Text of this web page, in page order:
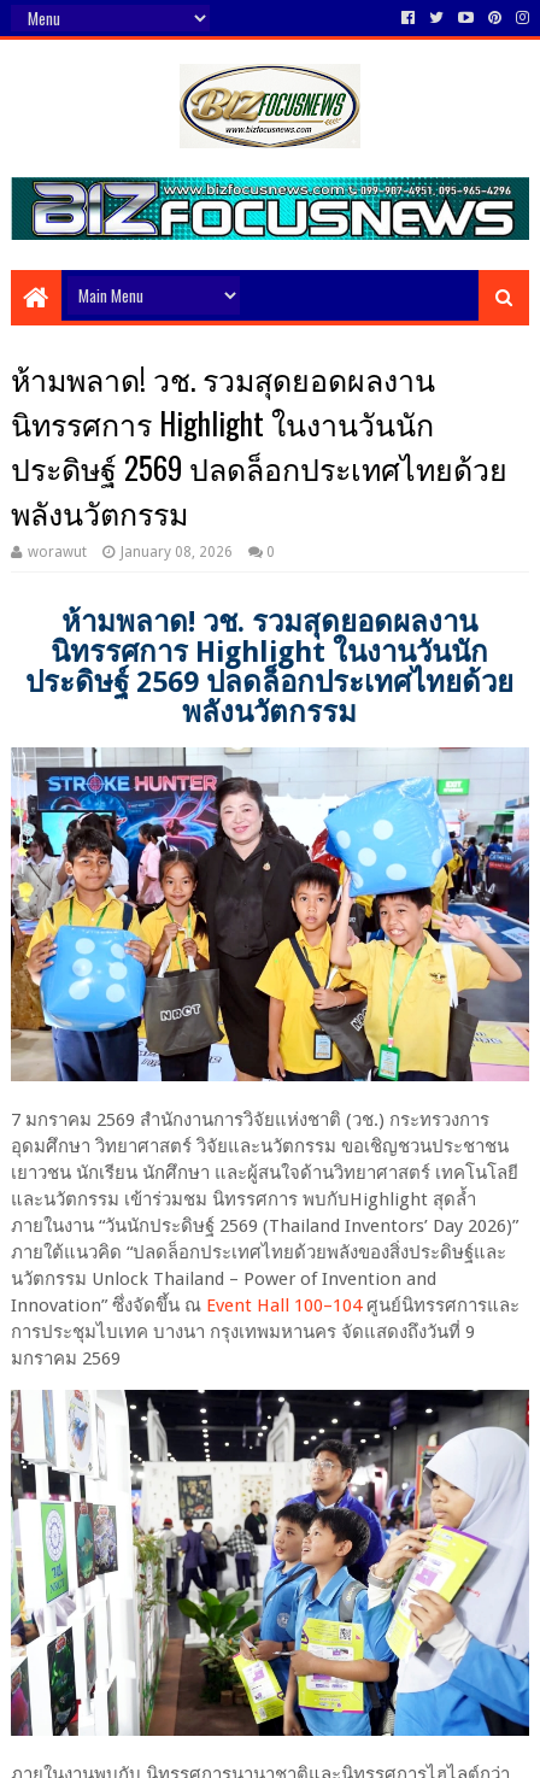
ห้ามพลาด! วช. รวมสุดยอดผลงาน
นิทรรศการ Highlight ในงานวันนัก
ประดิษฐ์ 2569 ปลดล็อกประเทศไทยด้วย
พลังนวัตกรรม
worawut January 08, 2026 0
ห้ามพลาด! วช. รวมสุดยอดผลงาน
นิทรรศการ Highlight ในงานวันนัก
ประดิษฐ์ 2569 ปลดล็อกประเทศไทยด้วย
พลังนวัตกรรม
7 มกราคม 2569 สำนักงานการวิจัยแห่งชาติ (วช.) กระทรวงการ
อุดมศึกษา วิทยาศาสตร์ วิจัยและนวัตกรรม ขอเชิญชวนประชาชน
เยาวชน นักเรียน นักศึกษา และผู้สนใจด้านวิทยาศาสตร์ เทคโนโลยี
และนวัตกรรม เข้าร่วมชม นิทรรศการ พบกับHighlight สุดล้ำ
ภายในงาน “วันนักประดิษฐ์ 2569 (Thailand Inventors’ Day 2026)”
ภายใต้แนวคิด “ปลดล็อกประเทศไทยด้วยพลังของสิ่งประดิษฐ์และ
นวัตกรรม Unlock Thailand – Power of Invention and
Innovation” ซึ่งจัดขึ้น ณ Event Hall 100–104ศูนย์นิทรรศการและ
การประชุมไบเทค บางนา กรุงเทพมหานคร จัดแสดงถึงวันที่ 9
มกราคม 2569